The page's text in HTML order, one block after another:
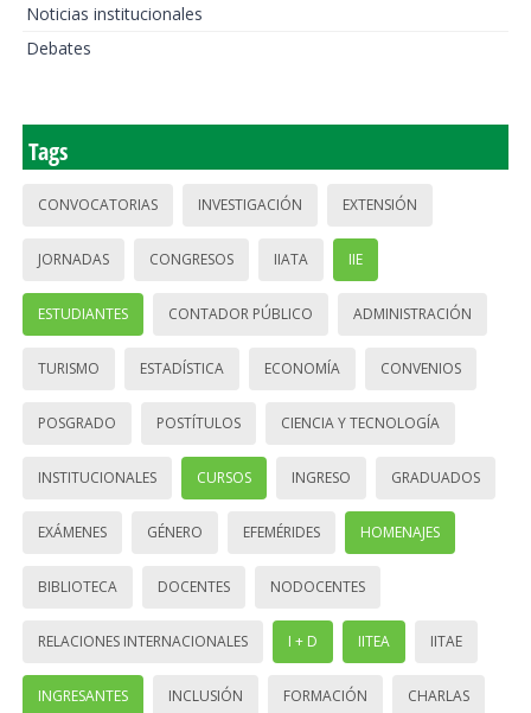
Noticias institucionales
Debates
Tags
CONVOCATORIAS INVESTIGACIÓN EXTENSIÓN
JORNADAS CONGRESOS IIATA IIE
ESTUDIANTES CONTADOR PÚBLICO ADMINISTRACIÓN
TURISMO ESTADÍSTICA ECONOMÍA CONVENIOS
POSGRADO POSTÍTULOS CIENCIA Y TECNOLOGÍA
INSTITUCIONALES CURSOS INGRESO GRADUADOS
EXÁMENES GÉNERO EFEMÉRIDES HOMENAJES
BIBLIOTECA DOCENTES NODOCENTES
RELACIONES INTERNACIONALES I + D IITEA IITAE
INGRESANTES INCLUSIÓN FORMACIÓN CHARLAS